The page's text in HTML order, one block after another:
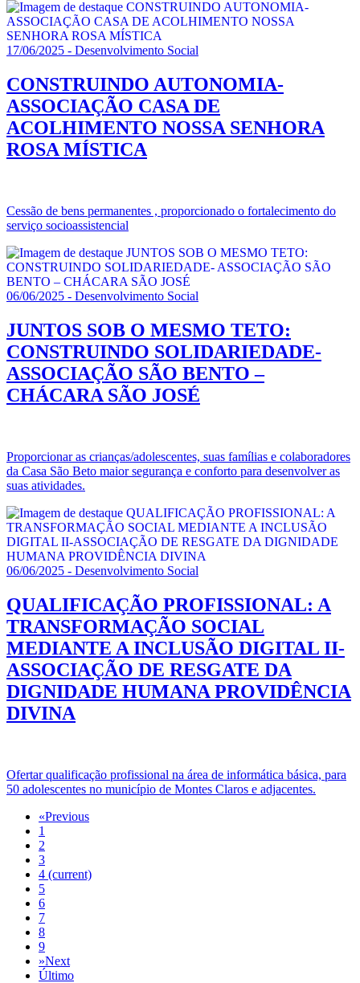
17/06/2025 - Desenvolvimento Social
CONSTRUINDO AUTONOMIA-
ASSOCIAÇÃO CASA DE
ACOLHIMENTO NOSSA SENHORA
ROSA MÍSTICA
Cessão de bens permanentes , proporcionado o fortalecimento do
serviço socioassistencial
06/06/2025 - Desenvolvimento Social
JUNTOS SOB O MESMO TETO:
CONSTRUINDO SOLIDARIEDADE-
ASSOCIAÇÃO SÃO BENTO –
CHÁCARA SÃO JOSÉ
Proporcionar as crianças/adolescentes, suas famílias e colaboradores
da Casa São Beto maior segurança e conforto para desenvolver as
suas atividades.
06/06/2025 - Desenvolvimento Social
QUALIFICAÇÃO PROFISSIONAL: A
TRANSFORMAÇÃO SOCIAL
MEDIANTE A INCLUSÃO DIGITAL II-
ASSOCIAÇÃO DE RESGATE DA
DIGNIDADE HUMANA PROVIDÊNCIA
DIVINA
Ofertar qualificação profissional na área de informática básica, para
50 adolescentes no município de Montes Claros e adjacentes.
«Previous
1
2
3
4 (current)
5
6
7
8
9
»Next
Último